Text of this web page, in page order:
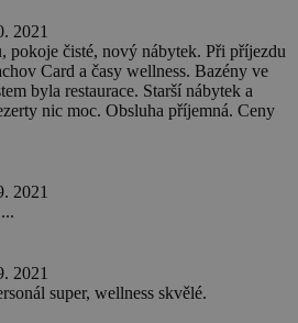
2021
pokoje čisté, nový nábytek. Při příjezdu
Card a časy wellness. Bazény ve
byla restaurace. Starší nábytek a
nic moc. Obsluha příjemná. Ceny
2021
2021
super, wellness skvělé.